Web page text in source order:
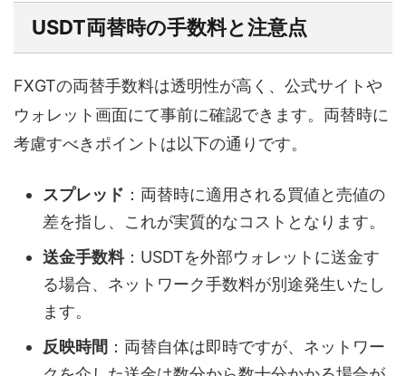
USDT両替時の手数料と注意点
FXGTの両替手数料は透明性が高く、公式サイトや
ウォレット画面にて事前に確認できます。両替時に
考慮すべきポイントは以下の通りです。
スプレッド ：両替時に適用される買値と売値の
差を指し、これが実質的なコストとなります。
送金手数料：USDTを外部ウォレットに送金す
る場合、ネットワーク手数料が別途発生いたし
ます。
反映時間 ：両替自体は即時ですが、ネットワー